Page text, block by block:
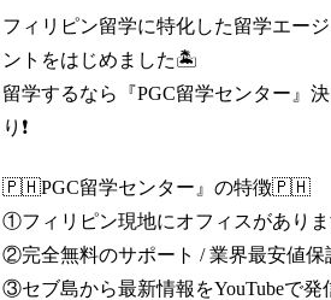
フィリピン留学に特化した留学エージ
ントをはじめました🏝
留学するなら『PGC留学センター』決
り❗️
🇵🇭PGC留学センター』の特徴🇵🇭
①フィリピン現地にオフィスがあり
②完全無料のサポート / 業界最安値保
③セブ島から最新情報をYouTubeで発